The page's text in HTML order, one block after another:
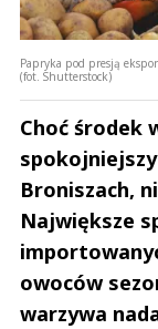
Papryka pod presją
(fot. Shutterstock)
Choć środek
Broniszach,
Największe
owoców
warzywa